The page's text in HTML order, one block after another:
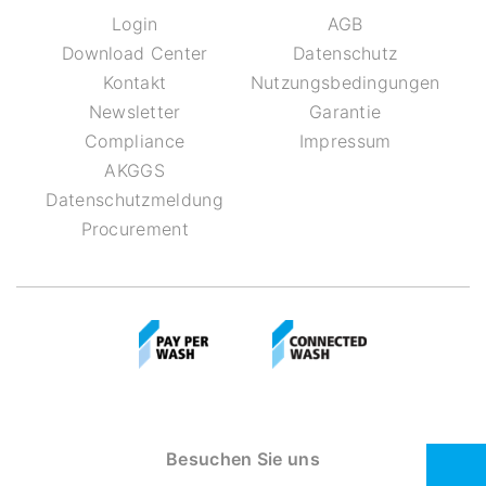
Login
Download Center
Kontakt
Newsletter
Compliance
AKGGS
Datenschutzmeldung
Procurement
AGB
Datenschutz
Nutzungsbedingungen
Garantie
Impressum
Besuchen Sie uns